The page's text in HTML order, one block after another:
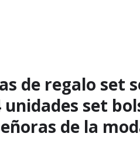
de regalo set
set
de la